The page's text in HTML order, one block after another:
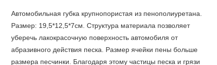
Автомобильная губка крупнопористая из пенополиуретана.
Размер: 19,5*12,5*7см. Структура материала позволяет
уберечь лакокрасочную поверхность автомобиля от
абразивного действия песка. Размер ячейки пены больше
размера песчинки. Благодаря этому частицы песка и грязи